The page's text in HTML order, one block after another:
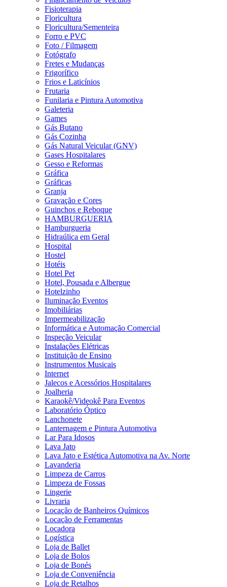
Fisioterapia
Floricultura
Floricultura/Sementeira
Forro e PVC
Foto / Filmagem
Fotógrafo
Fretes e Mudanças
Frigorífico
Frios e Laticínios
Frutaria
Funilaria e Pintura Automotiva
Galeteria
Games
Gás Butano
Gás Cozinha
Gás Natural Veicular (GNV)
Gases Hospitalares
Gesso e Reformas
Gráfica
Gráficas
Granja
Gravação e Cores
Guinchos e Reboque
HAMBURGUERIA
Hamburgueria
Hidraúlica em Geral
Hospital
Hostel
Hotéis
Hotel Pet
Hotel, Pousada e Albergue
Hotelzinho
Iluminação Eventos
Imobiliárias
Impermeabilização
Informática e Automação Comercial
Inspeção Veicular
Instalações Elétricas
Instituição de Ensino
Instrumentos Musicais
Internet
Jalecos e Acessórios Hospitalares
Joalheria
Karaokê/Videokê Para Eventos
Laboratório Óptico
Lanchonete
Lanternagem e Pintura Automotiva
Lar Para Idosos
Lava Jato
Lava Jato e Estética Automotiva na Av. Norte
Lavanderia
Limpeza de Carros
Limpeza de Fossas
Lingerie
Livraria
Locação de Banheiros Químicos
Locação de Ferramentas
Locadora
Logística
Loja de Ballet
Loja de Bolos
Loja de Bonés
Loja de Conveniência
Loja de Retalhos